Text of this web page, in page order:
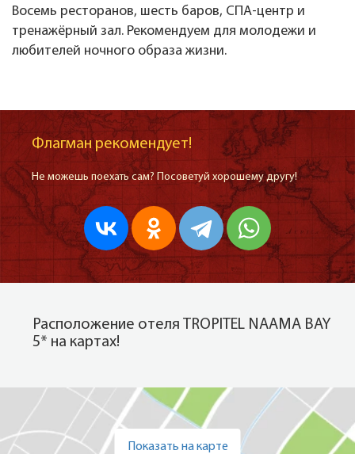
Восемь ресторанов, шесть баров, СПА-центр и
тренажёрный зал. Рекомендуем для молодежи и
любителей ночного образа жизни.
Флагман рекомендует!
Не можешь поехать сам? Посоветуй хорошему другу!
Расположение отеля TROPITEL NAAMA BAY
5* на картах!
Показать на карте